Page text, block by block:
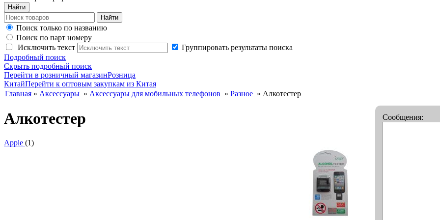
Поиск только по названию
Поиск по парт номеру
Исключить текст
Группировать результаты поиска
Подробный поиск
Скрыть подробный поиск
Перейти в розничный магазинРозница
КитайПерейти к оптовым закупкам из Китая
Главная » Аксессуары » Аксессуары для мобильных телефонов » Разное » Алкотестер
Алкотестер
Apple (1)
Сообщения: